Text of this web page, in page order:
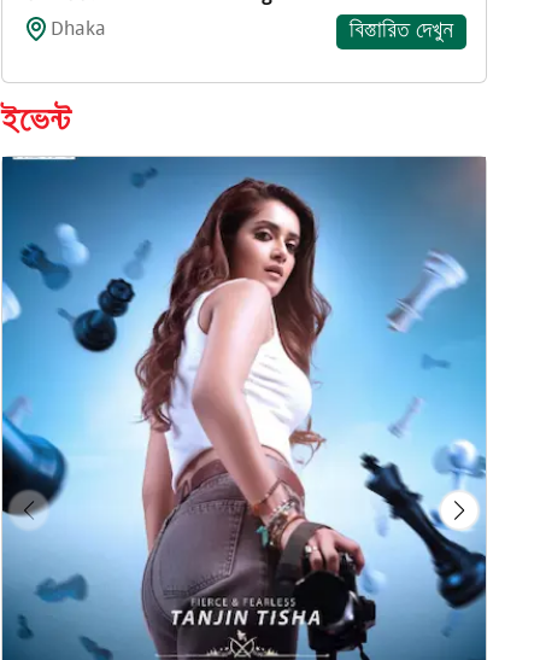
Dhaka
বিস্তারিত দেখুন
ইভেন্ট